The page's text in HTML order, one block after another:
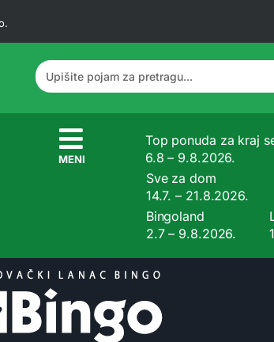
MENI
Top ponuda za kraj
6.8 – 9.8.2026.
Sve za dom
14.7. – 21.8.2026.
Bingoland
2.7 – 9.8.2026.